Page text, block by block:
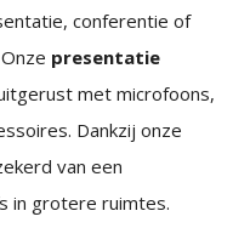
conferentie of
presentatie
met microfoons,
Dankzij onze
van een
in grotere ruimtes.